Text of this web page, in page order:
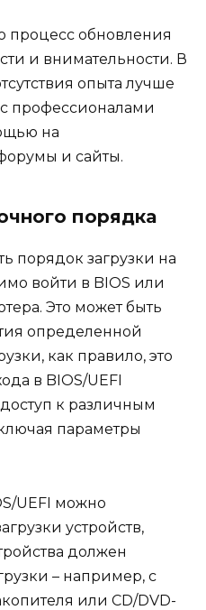
процесс обновления
и внимательности. В
опыта лучше
профессионалами
на
и сайты.
порядка
порядок загрузки на
войти в BIOS или
Это может быть
определенной
как правило, это
в BIOS/UEFI
к различным
параметры
UEFI можно
устройств,
должен
– например, с
или CD/DVD-